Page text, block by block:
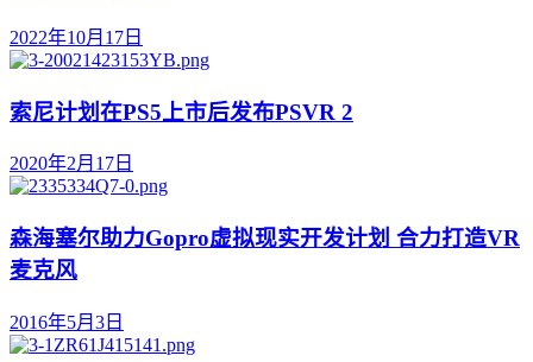
2022年10月17日
索尼计划在PS5上市后发布PSVR 2
2020年2月17日
森海塞尔助力Gopro虚拟现实开发计划 合力打造VR
麦克风
2016年5月3日